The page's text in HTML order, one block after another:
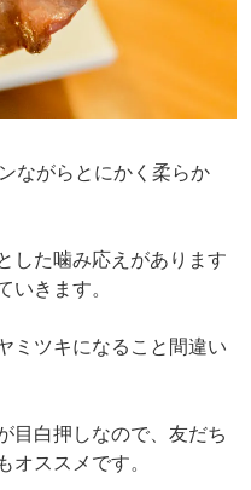
ながらとにかく柔らか
した噛み応えがあります
きます。
ミツキになること間違い
目白押しなので、友だち
ススメです。